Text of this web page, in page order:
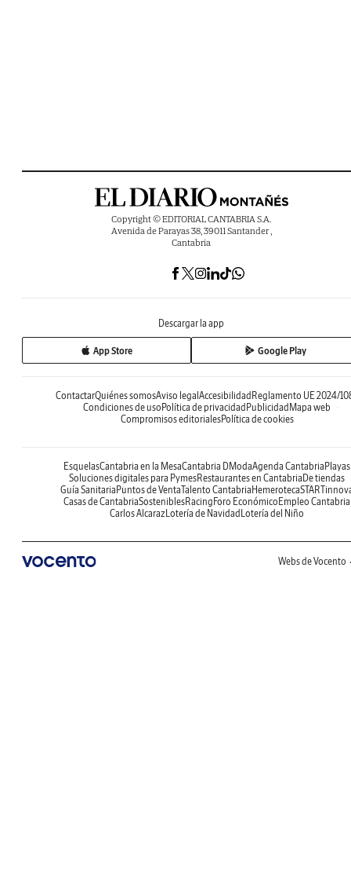
Copyright © EDITORIAL CANTABRIA S.A.
Avenida de Parayas 38, 39011 Santander ,
Cantabria
Descargar la app
App Store Google Play
ContactarQuiénes somosAviso legal Accesibilidad Reglamento UE 2024/
Condiciones de uso Política de privacidad Publicidad Mapa web
Compromisos editorialesPolítica de cookies
EsquelasCantabria en la MesaCantabria DModaAgenda Cantabria Playas
Soluciones digitales para PymesRestaurantes en Cantabria De tiendas
Guía Sanitaria Puntos de VentaTalento Cantabria Hemeroteca
Casas de CantabriaSosteniblesRacing Foro Económico Empleo Cantabria
Carlos AlcarazLotería de Navidad Lotería del Niño
Webs de Vocento